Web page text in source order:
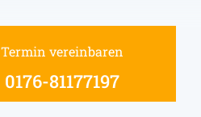
Termin vereinbaren
0176-81177197